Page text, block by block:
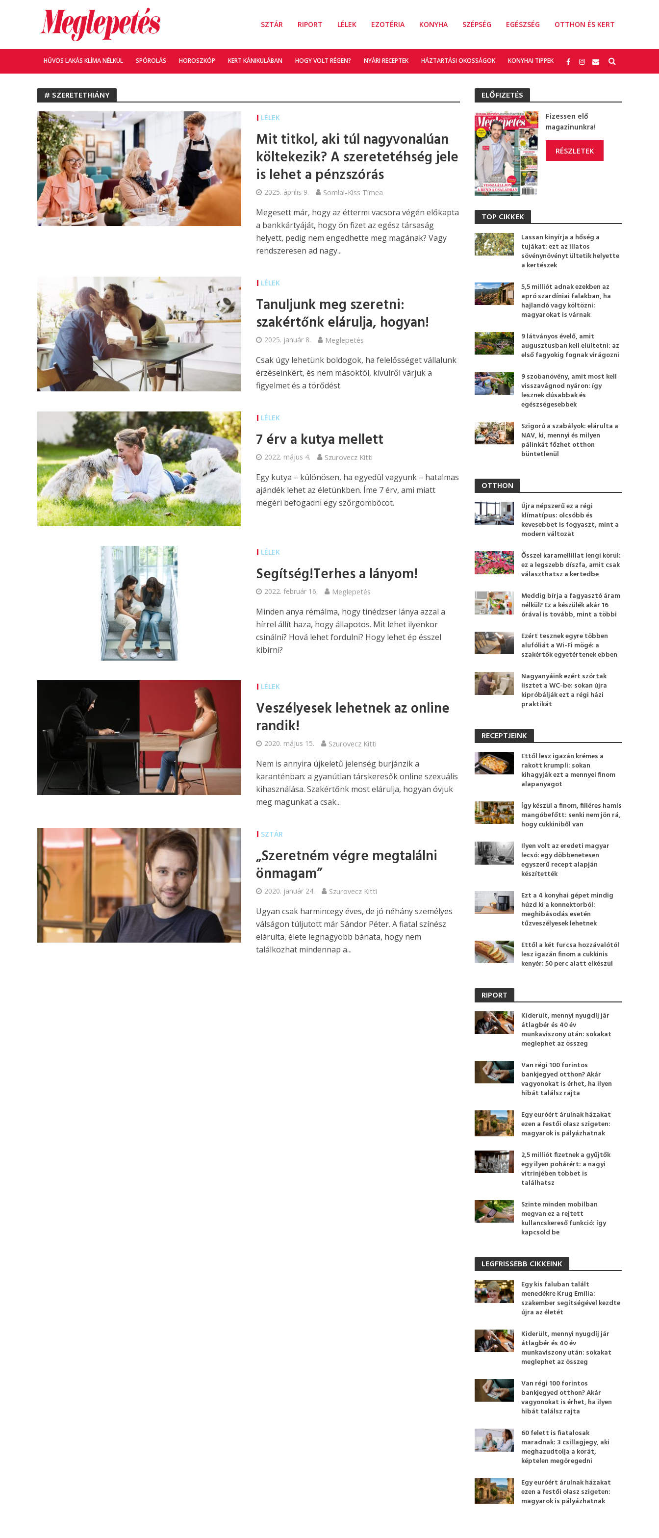
SZTÁR RIPORT LÉLEK EZOTÉRIA KONYHA SZÉPSÉG EGÉSZSÉG OTTHON ÉS KERT
HŰVÖS LAKÁS KLÍMA NÉLKÜL SPÓROLÁS HOROSZKÓP KERT KÁNIKULÁBAN HOGY VOLT RÉGEN? NYÁRI RECEPTEK HÁZTARTÁSI OKOSSÁGOK KONYHAI TIPPEK
# SZERETETHIÁNY
LÉLEK
Mit titkol, aki túl nagyvonalúan
költekezik? A szeretetéhség jele
is lehet a pénzszórás
2025. április 9. Somlai-Kiss Tímea
Megesett már, hogy az éttermi vacsora végén előkapta
a bankkártyáját, hogy ön fizet az egész társaság
helyett, pedig nem engedhette meg magának? Vagy
rendszeresen ad nagy...
LÉLEK
Tanuljunk meg szeretni:
szakértőnk elárulja, hogyan!
2025. január 8. Meglepetés
Csak úgy lehetünk boldogok, ha felelősséget vállalunk
érzéseinkért, és nem másoktól, kívülről várjuk a
figyelmet és a törődést.
LÉLEK
7 érv a kutya mellett
2022. május 4. Szurovecz Kitti
Egy kutya – különösen, ha egyedül vagyunk – hatalmas
ajándék lehet az életünkben. Íme 7 érv, ami miatt
megéri befogadni egy szőrgombócot.
LÉLEK
Segítség!Terhes a lányom!
2022. február 16. Meglepetés
Minden anya rémálma, hogy tinédzser lánya azzal a
hírrel állít haza, hogy állapotos. Mit lehet ilyenkor
csinálni? Hová lehet fordulni? Hogy lehet ép ésszel
kibírni?
LÉLEK
Veszélyesek lehetnek az online
randik!
2020. május 15. Szurovecz Kitti
Nem is annyira újkeletű jelenség burjánzik a
karanténban: a gyanútlan társkeresők online szexuális
kihasználása. Szakértőnk most elárulja, hogyan óvjuk
meg magunkat a csak...
SZTÁR
„Szeretném végre megtalálni
önmagam”
2020. január 24. Szurovecz Kitti
Ugyan csak harmincegy éves, de jó néhány személyes
válságon túljutott már Sándor Péter. A fiatal színész
elárulta, élete legnagyobb bánata, hogy nem
találkozhat mindennap a...
ELŐFIZETÉS
Fizessen elő
magazinunkra!
RÉSZLETEK
TOP CIKKEK
Lassan kinyírja a hőség a
tujákat: ezt az illatos
sövénynövényt ültetik helyette
a kertészek
5,5 milliót adnak ezekben az
apró szardíniai falakban, ha
hajlandó vagy költözni:
magyarokat is várnak
9 látványos évelő, amit
augusztusban kell elültetni: az
első fagyokig fognak virágozni
9 szobanövény, amit most kell
visszavágnod nyáron: így
lesznek dúsabbak és
egészségesebbek
Szigorú a szabályok: elárulta a
NAV, ki, mennyi és milyen
pálinkát főzhet otthon
büntetlenül
OTTHON
Újra népszerű ez a régi
klímatípus: olcsóbb és
kevesebbet is fogyaszt, mint a
modern változat
Ősszel karamellillat lengi körül:
ez a legszebb díszfa, amit csak
választhatsz a kertedbe
Meddig bírja a fagyasztó áram
nélkül? Ez a készülék akár 16
órával is tovább, mint a többi
Ezért tesznek egyre többen
alufóliát a Wi-Fi mögé: a
szakértők egyetértenek ebben
Nagyanyáink ezért szórtak
lisztet a WC-be: sokan újra
kipróbálják ezt a régi házi
praktikát
RECEPTJEINK
Ettől lesz igazán krémes a
rakott krumpli: sokan
kihagyják ezt a mennyei finom
alapanyagot
Így készül a finom, filléres hamis
mangóbefőtt: senki nem jön rá,
hogy cukkiniből van
Ilyen volt az eredeti magyar
lecsó: egy döbbenetesen
egyszerű recept alapján
készítették
Ezt a 4 konyhai gépet mindig
húzd ki a konnektorból:
meghibásodás esetén
tűzveszélyesek lehetnek
Ettől a két furcsa hozzávalótól
lesz igazán finom a cukkinis
kenyér: 50 perc alatt elkészül
RIPORT
Kiderült, mennyi nyugdíj jár
átlagbér és 40 év
munkaviszony után: sokakat
meglephet az összeg
Van régi 100 forintos
bankjegyed otthon? Akár
vagyonokat is érhet, ha ilyen
hibát találsz rajta
Egy euróért árulnak házakat
ezen a festői olasz szigeten:
magyarok is pályázhatnak
2,5 milliót fizetnek a gyűjtők
egy ilyen pohárért: a nagyi
vitrinjében többet is
találhatsz
Szinte minden mobilban
megvan ez a rejtett
kullancskereső funkció: így
kapcsold be
LEGFRISSEBB CIKKEINK
Egy kis faluban talált
menedékre Krug Emília:
szakember segítségével kezdte
újra az életét
Kiderült, mennyi nyugdíj jár
átlagbér és 40 év
munkaviszony után: sokakat
meglephet az összeg
Van régi 100 forintos
bankjegyed otthon? Akár
vagyonokat is érhet, ha ilyen
hibát találsz rajta
60 felett is fiatalosak
maradnak: 3 csillagjegy, aki
meghazudtolja a korát,
képtelen megöregedni
Egy euróért árulnak házakat
ezen a festői olasz szigeten:
magyarok is pályázhatnak